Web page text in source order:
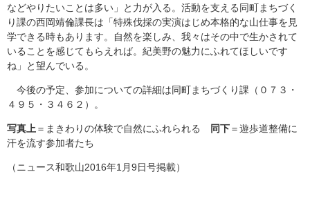
などやりたいことは多い」と力が入る。活動を支える同町まちづく
り課の西岡靖倫課長は「特殊伐採の実演はじめ本格的な山仕事を見
学できる時もあります。自然を楽しみ、我々はその中で生かされて
いることを感じてもらえれば。紀美野の魅力にふれてほしいです
ね」と望んでいる。
今後の予定、参加についての詳細は同町まちづくり課（０７３・
４９５・３４６２）。
写真上＝まきわりの体験で自然にふれられる 同下＝遊歩道整備に
汗を流す参加者たち
（ニュース和歌山2016年1月9日号掲載）